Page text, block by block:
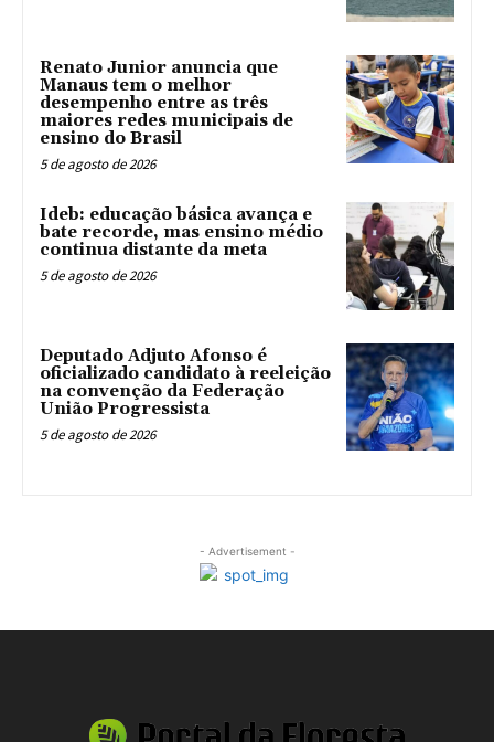
Renato Junior anuncia que
Manaus tem o melhor
desempenho entre as três
maiores redes municipais de
ensino do Brasil
5 de agosto de 2026
Ideb: educação básica avança e
bate recorde, mas ensino médio
continua distante da meta
5 de agosto de 2026
Deputado Adjuto Afonso é
oficializado candidato à reeleição
na convenção da Federação
União Progressista
5 de agosto de 2026
- Advertisement -